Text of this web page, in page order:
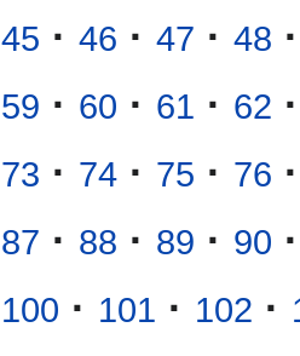
45 · 46 · 47 · 48 ·
59 · 60 · 61 · 62 ·
73 · 74 · 75 · 76 ·
87 · 88 · 89 · 90 ·
100 · 101 · 102 ·